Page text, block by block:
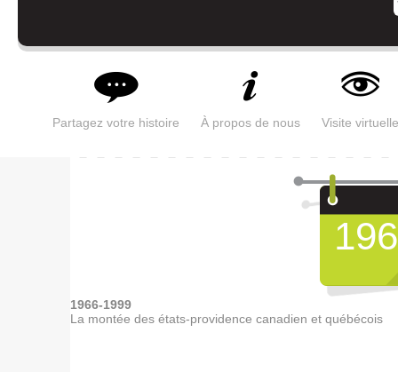
Partagez votre histoire À propos de nous Visite virtuelle
1966-1999
La montée des états-providence canadien et québécois